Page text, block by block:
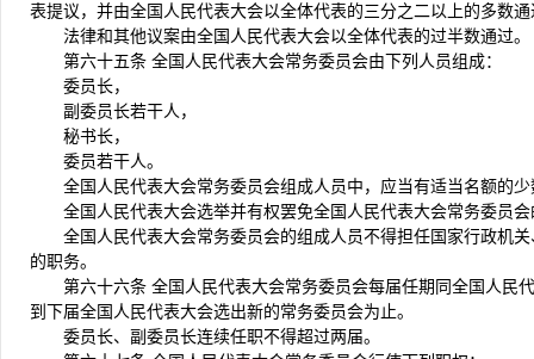
表提议，并由全国人民代表大会以全体代表的三分之二以上的多数通
法律和其他议案由全国人民代表大会以全体代表的过半数通过。
第六十五条 全国人民代表大会常务委员会由下列人员组成：
委员长，
副委员长若干人，
秘书长，
委员若干人。
全国人民代表大会常务委员会组成人员中，应当有适当名额的
全国人民代表大会选举并有权罢免全国人民代表大会常务委员
全国人民代表大会常务委员会的组成人员不得担任国家行政机
的职务。
第六十六条 全国人民代表大会常务委员会每届任期同全国人民
到下届全国人民代表大会选出新的常务委员会为止。
委员长、副委员长连续任职不得超过两届。